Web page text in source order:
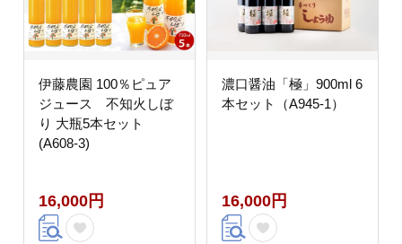
伊藤農園 100％ピュア
ジュース 不知火しぼ
り 大瓶5本セット
(A608-3)
16,000円
濃口醤油「極」900ml 6
本セット（A945-1）
16,000円